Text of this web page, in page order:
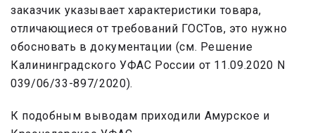
заказчик указывает характеристики товара,
отличающиеся от требований ГОСТов, это нужно
обосновать в документации (см. Решение
Калининградского УФАС России от 11.09.2020 N
039/06/33-897/2020).
К подобным выводам приходили Амурское и